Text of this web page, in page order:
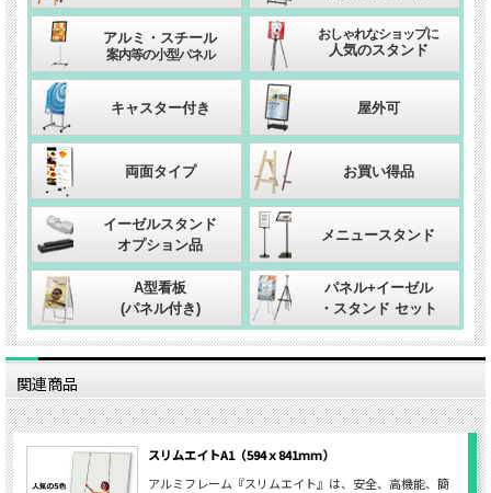
アルミ・スチール
案内等の小型パネル
おしゃれなショップに
人気のスタンド
キャスター付き 屋外可
両面タイプ お買い得品
イーゼルスタンド
オプション品
メニュースタンド
A型看板
(パネル付き)
パネル+イーゼル
・スタンド セット
関連商品
スリムエイトA1（594ｘ841mm）
アルミフレーム『スリムエイト』は、安全、高機能、簡